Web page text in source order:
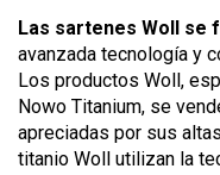
Las sartenes Woll se
avanzada tecnología y
Los productos Woll,
Nowo Titanium, se
apreciadas por sus
titanio Woll utilizan la